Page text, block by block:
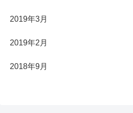
2019年3月
2019年2月
2018年9月